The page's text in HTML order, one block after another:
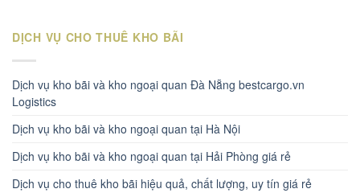
DỊCH VỤ CHO THUÊ KHO BÃI
Dịch vụ kho bãi và kho ngoại quan Đà Nẵng bestcargo.vn
Logistics
Dịch vụ kho bãi và kho ngoại quan tại Hà Nội
Dịch vụ kho bãi và kho ngoại quan tại Hải Phòng giá rẻ
Dịch vụ cho thuê kho bãi hiệu quả, chất lượng, uy tín giá rẻ